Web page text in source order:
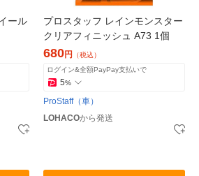
ール
プロスタッフ レインモンスター
クリアフィニッシュ A73 1個
680円
（税込）
ログイン&全額PayPay支払いで
5%
ProStaff（車）
LOHACOから発送